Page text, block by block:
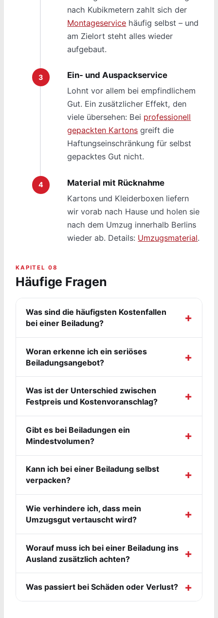
nach Kubikmetern zahlt sich der
Montageservice häufig selbst – und
am Zielort steht alles wieder
aufgebaut.
Ein- und Auspackservice
Lohnt vor allem bei empfindlichem
Gut. Ein zusätzlicher Effekt, den
viele übersehen: Bei professionell
gepackten Kartons greift die
Haftungseinschränkung für selbst
gepacktes Gut nicht.
Material mit Rücknahme
Kartons und Kleiderboxen liefern
wir vorab nach Hause und holen sie
nach dem Umzug innerhalb Berlins
wieder ab. Details: Umzugsmaterial.
KAPITEL 08
Häufige Fragen
Was sind die häufigsten Kostenfallen
bei einer Beiladung?
Woran erkenne ich ein seriöses
Beiladungsangebot?
Was ist der Unterschied zwischen
Festpreis und Kostenvoranschlag?
Gibt es bei Beiladungen ein
Mindestvolumen?
Kann ich bei einer Beiladung selbst
verpacken?
Wie verhindere ich, dass mein
Umzugsgut vertauscht wird?
Worauf muss ich bei einer Beiladung ins
Ausland zusätzlich achten?
Was passiert bei Schäden oder Verlust?